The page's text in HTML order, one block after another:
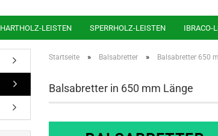
HARTHOLZ-LEISTEN SPERRHOLZ-LEISTEN IBRACO-
Startseite » Balsabretter » Balsabretter 650
Balsabretter in 650 mm Länge